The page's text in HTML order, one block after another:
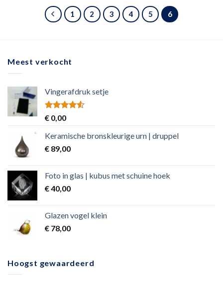
1 2 3 4 5 6
Meest verkocht
Vingerafdruk setje
Rated
4.50
of 5
€ 0,00
Keramische bronskleurige urn | druppel
€ 89,00
Foto in glas | kubus met schuine hoek
€40,00
Glazen vogel klein
€ 78,00
Hoogst gewaardeerd